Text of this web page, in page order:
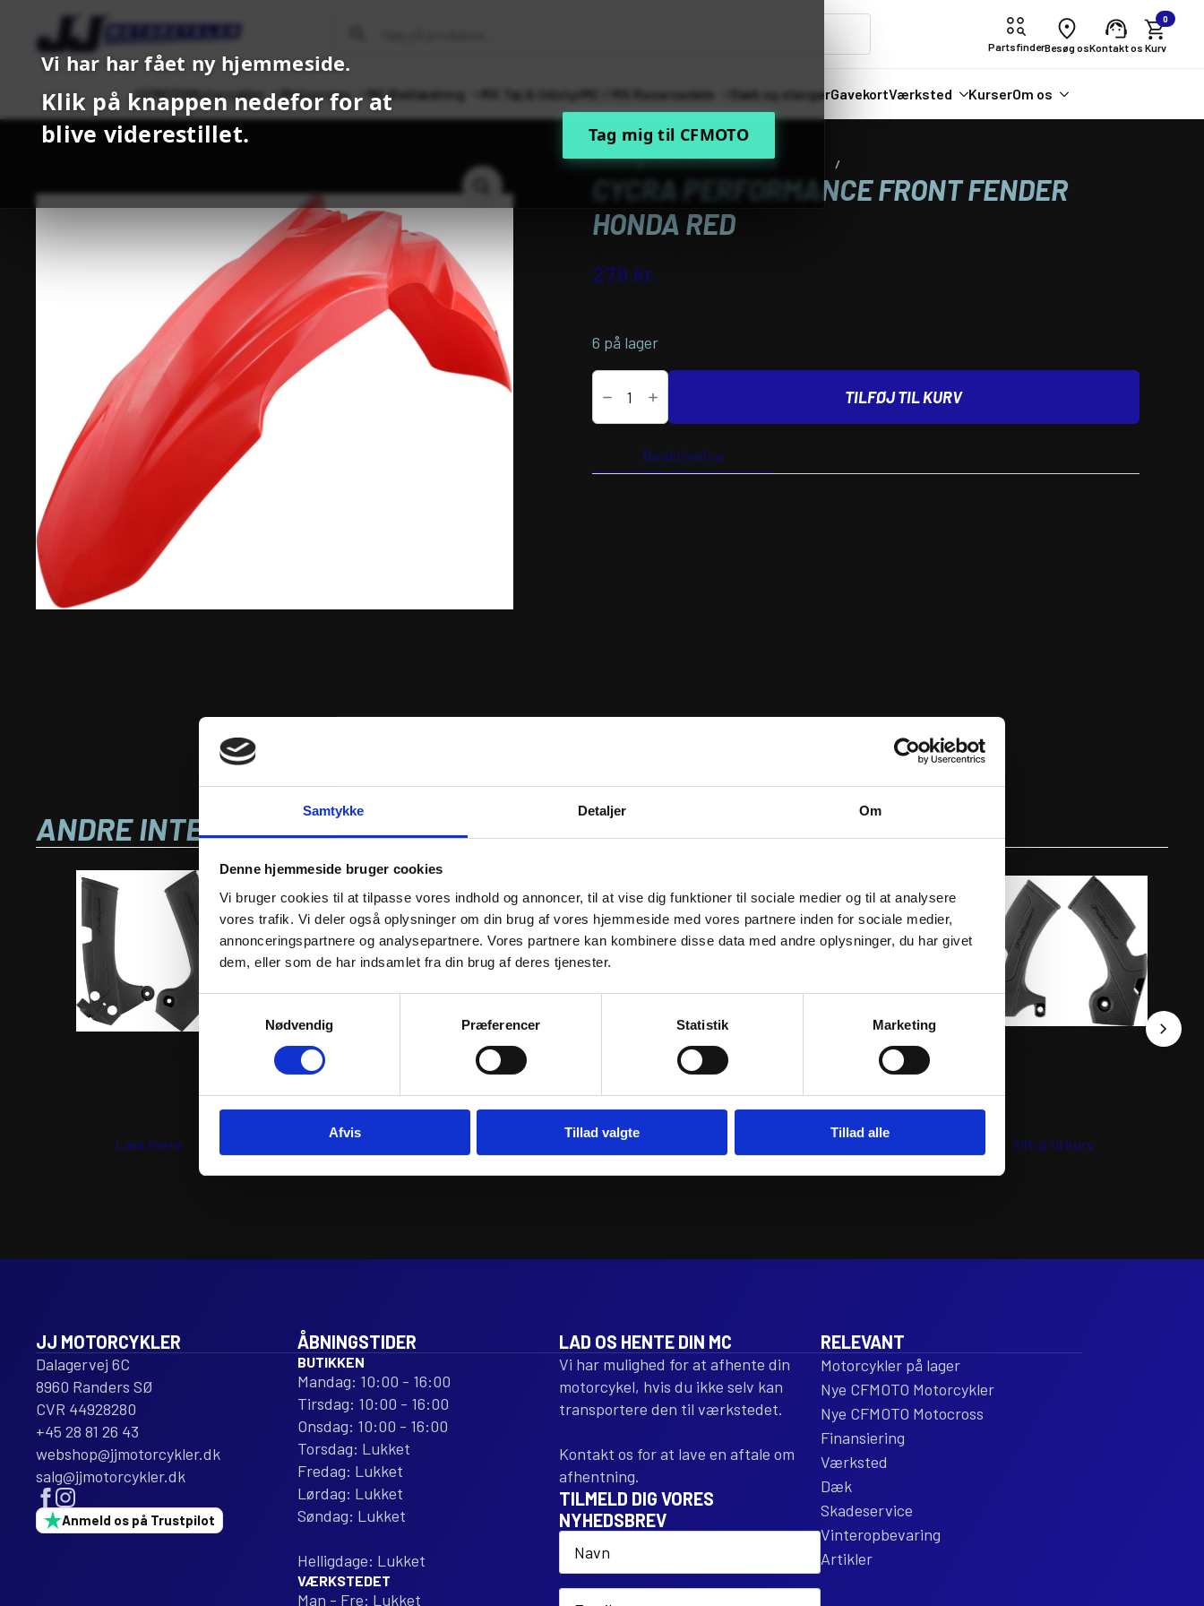
Samtykke Detaljer Om
Denne hjemmeside bruger cookies
Vi bruger cookies til at tilpasse vores indhold og annoncer, til at vise dig funktioner til sociale medier og til at analysere
vores trafik. Vi deler også oplysninger om din brug af vores hjemmeside med vores partnere inden for sociale medier,
annonceringspartnere og analysepartnere. Vores partnere kan kombinere disse data med andre oplysninger, du har givet
dem, eller som de har indsamlet fra din brug af deres tjenester.
Nødvendig
Præferencer Statistik Marketing
Afvis Tillad valgte Tillad alle
Vi har har fået ny hjemmeside.
Klik på knappen nedefor for at
blive viderestillet.
Tag mig til CFMOTO
PartsfinderBesøg osKontakt os
0
CFMOTOMotorcykler Motocross MC Beklædning MX Tøj & Udstyr MC / MX Reservedele Dæk og slangerGavekortVærksted KurserOm os
Forside MC / MX Reservedele
CYCRA PERFORMANCE FRONT FENDER
HONDA RED
279 kr.
6 på lager
CYCRA
PERFORMANCE
FRONT
FENDER
TILFØJ TIL KURV
Beskrivelse
ANDRE INTERESSANTE VARER
Læs mere
GILLES RACE COVER KIT
1.359kr.
inkl. moms
COVER
KIT
POLISPORT FRAMEGUARD
SXF16-18 BK
191kr.
inkl. moms
POLISPORT
SXF16-
18
Tilføj til kurv
AKRAPOVIC CRASH BAR LOW
14.195kr.
inkl. moms
BAR
LOW
191kr.
inkl. moms
Tilføj til kurv
JJ MOTORCYKLER
Dalagervej 6C
8960 Randers SØ
CVR 44928280
+45 28 81 26 43
webshop@jjmotorcykler.dk
salg@jjmotorcykler.dk
Anmeld os på Trustpilot
ÅBNINGSTIDER
BUTIKKEN
Mandag: 10:00 - 16:00
Tirsdag: 10:00 - 16:00
Onsdag: 10:00 - 16:00
Torsdag: Lukket
Fredag: Lukket
Lørdag: Lukket
Søndag: Lukket
Helligdage: Lukket
VÆRKSTEDET
Man - Fre: Lukket
LAD OS HENTE DIN MC
Vi har mulighed for at afhente din
motorcykel, hvis du ikke selv kan
transportere den til værkstedet.
Kontakt os for at lave en aftale om
afhentning.
TILMELD DIG VORES
NYHEDSBREV
Name
Email
RELEVANT
Motorcykler på lager
Nye CFMOTO Motorcykler
Nye CFMOTO Motocross
Finansiering
Værksted
Dæk
Skadeservice
Vinteropbevaring
Artikler